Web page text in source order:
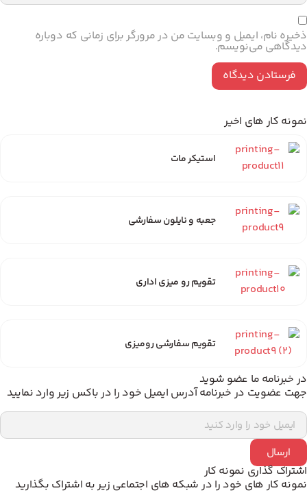
نام، ایمیل و وبسایت من در مرورگر برای زمانی که دوباره
می‌نویسم.
کار های اخیر
استیکر مات
جعبه و نایلون سفارشی
تقویم رو میزی اداری
تقویم سفارشی رومیزی
خبرنامه ما عضو شوید
عضویت در خبرنامه آدرس ایمیل خود را در باکس زیر وارد نمایید
ارسال
گذاری نمونه کار
کار های خود را در شبکه های اجتماعی زیر به اشتراک بگذارید